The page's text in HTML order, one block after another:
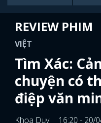
REVIEW PHIM
VIỆT
Tìm Xác:
chuyện có
điệp văn
Khoa Duy
16:20 - 20/